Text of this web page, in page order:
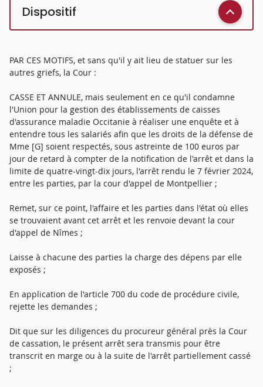
Dispositif
PAR CES MOTIFS, et sans qu'il y ait lieu de statuer sur les
autres griefs, la Cour :
CASSE ET ANNULE, mais seulement en ce qu'il condamne
l'Union pour la gestion des établissements de caisses
d'assurance maladie Occitanie à réaliser une enquête et à
entendre tous les salariés afin que les droits de la défense de
Mme [G] soient respectés, sous astreinte de 100 euros par
jour de retard à compter de la notification de l'arrêt et dans la
limite de quatre-vingt-dix jours, l'arrêt rendu le 7 février 2024,
entre les parties, par la cour d'appel de Montpellier ;
Remet, sur ce point, l'affaire et les parties dans l'état où elles
se trouvaient avant cet arrêt et les renvoie devant la cour
d'appel de Nîmes ;
Laisse à chacune des parties la charge des dépens par elle
exposés ;
En application de l'article 700 du code de procédure civile,
rejette les demandes ;
Dit que sur les diligences du procureur général près la Cour
de cassation, le présent arrêt sera transmis pour être
transcrit en marge ou à la suite de l'arrêt partiellement cassé
;